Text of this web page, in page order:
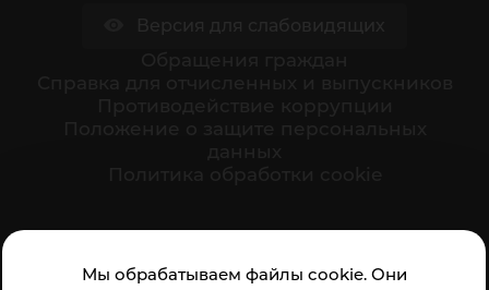
Мы обрабатываем файлы cookie. Они
организации: